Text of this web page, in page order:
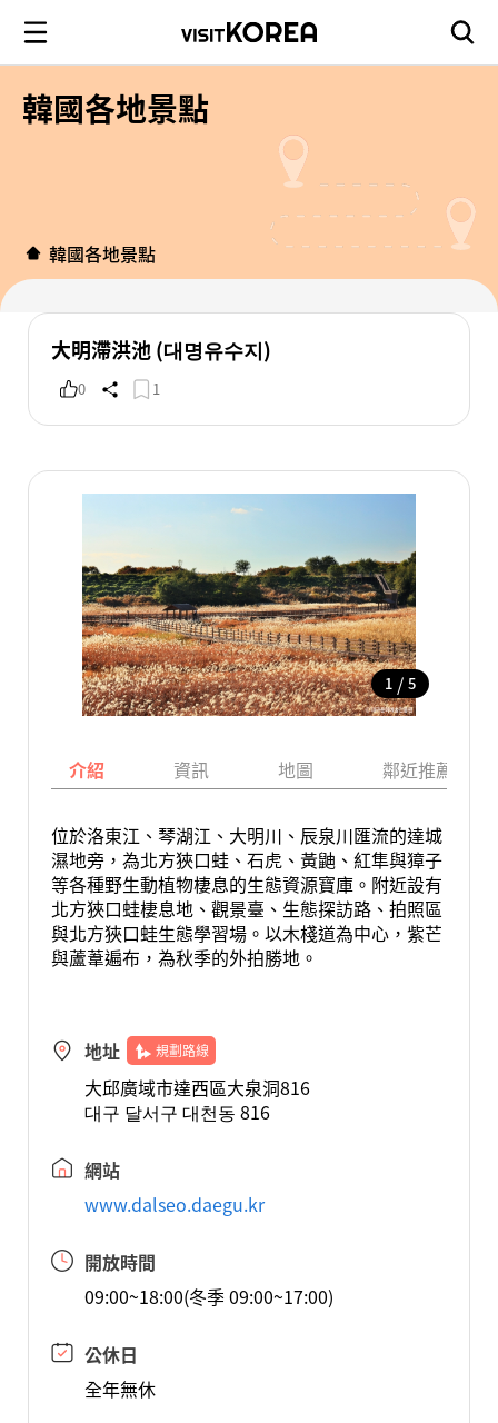
韓國各地景點
韓國各地景點
大明滯洪池 (대명유수지)
0 1
1 / 5
介紹 資訊 地圖 鄰近推薦景點
位於洛東江、琴湖江、大明川、辰泉川匯流的達城
濕地旁，為北方狹口蛙、石虎、黃鼬、紅隼與獐子
等各種野生動植物棲息的生態資源寶庫。附近設有
北方狹口蛙棲息地、觀景臺、生態探訪路、拍照區
與北方狹口蛙生態學習場。以木棧道為中心，紫芒
與蘆葦遍布，為秋季的外拍勝地。
地址 規劃路線
大邱廣域市達西區大泉洞816
대구 달서구 대천동 816
網站
www.dalseo.daegu.kr
開放時間
09:00~18:00(冬季 09:00~17:00)
公休日
全年無休